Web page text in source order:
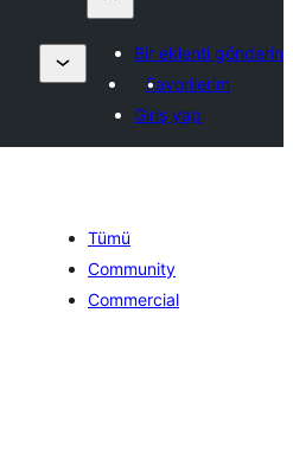
Bir eklenti gönderin
Favorilerim
Giriş yap
Tümü
Community
Commercial